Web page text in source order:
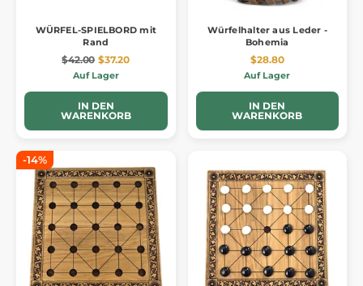
WÜRFEL-SPIELBORD mit
Rand
$42.00 $37.20
Auf Lager
IN DEN
WARENKORB
Würfelhalter aus Leder -
Bohemia
$28.80
Auf Lager
IN DEN
WARENKORB
-14%